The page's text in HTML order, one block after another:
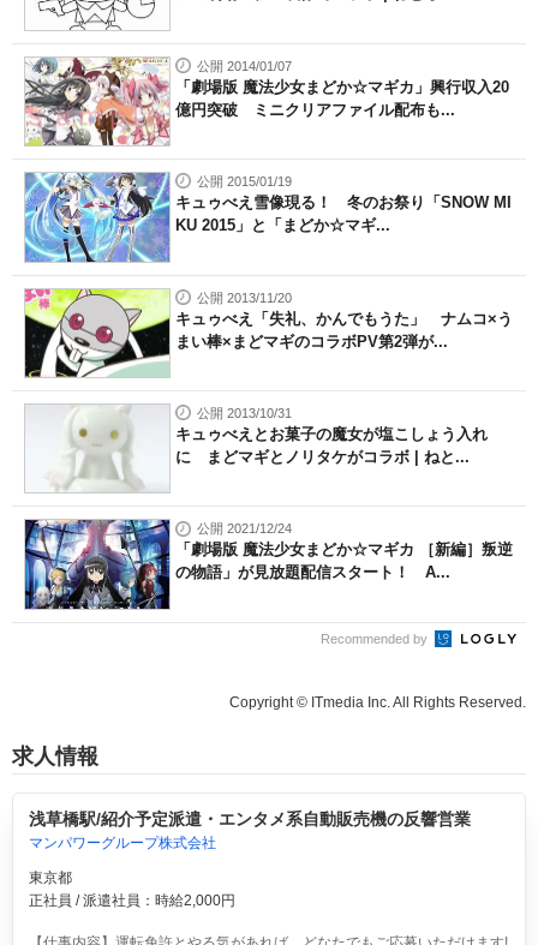
公開 2014/01/07
「劇場版 魔法少女まどか☆マギカ」興行収入20
億円突破 ミニクリアファイル配布も...
公開 2015/01/19
キュゥべえ雪像現る！ 冬のお祭り「SNOW MI
KU 2015」と「まどか☆マギ...
公開 2013/11/20
キュゥべえ「失礼、かんでもうた」 ナムコ×う
まい棒×まどマギのコラボPV第2弾が...
公開 2013/10/31
キュゥべえとお菓子の魔女が塩こしょう入れ
に まどマギとノリタケがコラボ | ねと...
公開 2021/12/24
「劇場版 魔法少女まどか☆マギカ ［新編］叛逆
の物語」が見放題配信スタート！ A...
Recommended by
Copyright © ITmedia Inc. All Rights Reserved.
求人情報
浅草橋駅/紹介予定派遣・エンタメ系自動販売機の反響営業
マンパワーグループ株式会社
東京都
正社員 / 派遣社員：時給2,000円